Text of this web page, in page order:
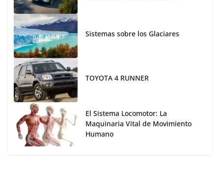
Sistemas sobre los Glaciares
TOYOTA 4 RUNNER
El Sistema Locomotor: La
Maquinaria Vital de Movimiento
Humano